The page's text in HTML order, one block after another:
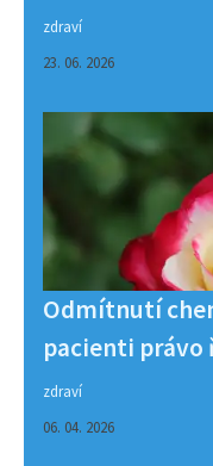
zdraví
23. 06. 2026
Odmítnutí
pacienti právo
zdraví
06. 04. 2026